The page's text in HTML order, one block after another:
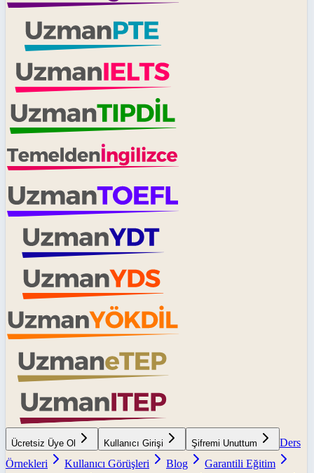
Ücretsiz Üye Ol Kullanıcı Girişi Şifremi Unuttum
Ders
Örnekleri
Kullanıcı Görüşleri Blog
Garantili Eğitim